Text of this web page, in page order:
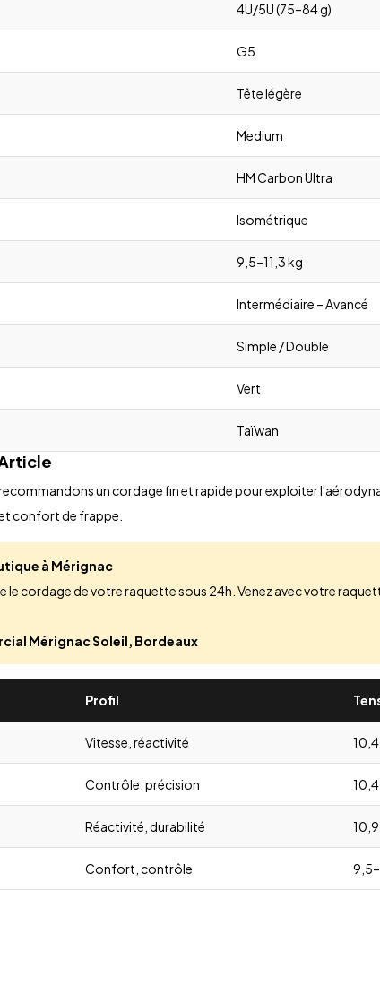
4U/5U (75–84 g)
G5
Tête légère
Medium
HM Carbon Ultra
Isométrique
9,5–11,3 kg
Intermédiaire – Avancé
Simple / Double
Vert
Taïwan
un cordage fin et rapide pour exploiter
confort de frappe.
à Mérignac
cordage de votre raquette sous 24h. Venez avec votre
Mérignac Soleil, Bordeaux
Profil
Vitesse, réactivité
Contrôle, précision
Réactivité, durabilité
Confort, contrôle